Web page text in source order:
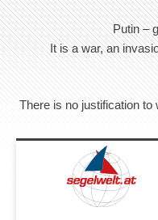
Putin –
It is a war, an
There is no justification to